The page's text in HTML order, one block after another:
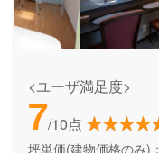
<ユーザ満足度>
7/10点
坪単価(建物価格のみ)：